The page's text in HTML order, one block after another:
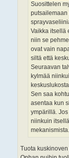
Suosittelen
putsailemaan
Vaikka itsellä
niin se
ovat vain
siltä että
Seuraavan
kylmää
Sen saa
asentaa kun
ympärillä.
niinkuin
mekanismista.
Tuota